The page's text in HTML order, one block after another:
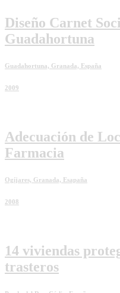
Diseño Carnet
Guadahortuna
Guadahortuna, Granada, España
2009
Adecuación de
Farmacia
Ogíjares, Granada, Esapaña
2008
14 viviendas
trasteros